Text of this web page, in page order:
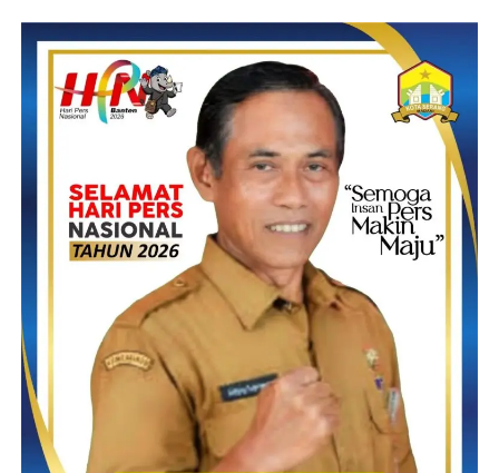
Untuk itu, lanjut Kamaludin, dalam waktu dekat ini, pihaknya
akan melakukan diskusi dan kajian yang lebih dalam lagi, setelah
itu, kami akan mengambil sikap, poros-poros aktivis yang peduli
kepada Banten sudah akan berkumpul dalam waktu dekat ini
dan hasil dari pertemuan ini, pihaknya akan mengambil sikap
tegas demi menyelamatkan Banten dari kepentingan kelompok
tertentu.